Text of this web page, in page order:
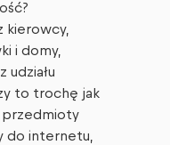
kierowcy,
i domy,
udziału
to trochę jak
przedmioty
do internetu,